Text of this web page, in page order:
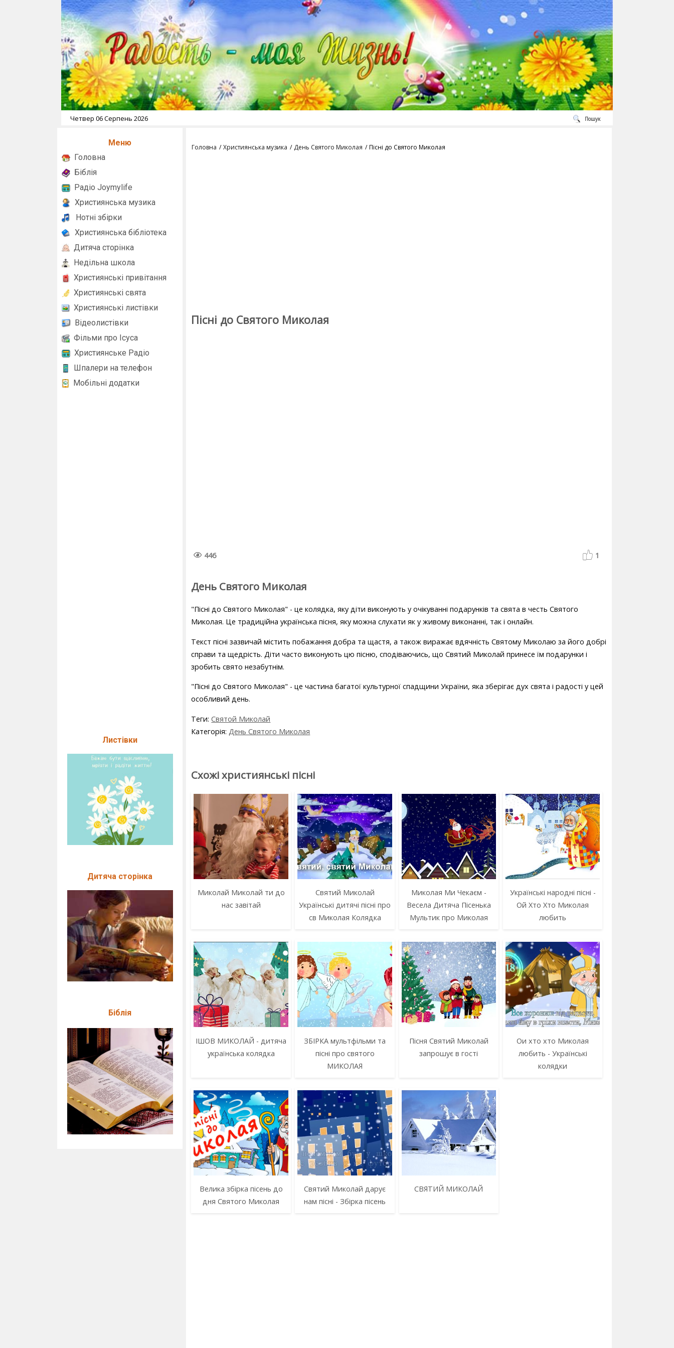
Четвер 06 Серпень 2026 Пошук
Меню
Головна
Біблія
Радіо Joymylife
Християнська музика
Нотні збірки
Християнська бібліотека
Дитяча сторінка
Недільна школа
Християнські привітання
Християнські свята
Християнські листівки
Відеолистівки
Фільми про Ісуса
Християнське Радіо
Шпалери на телефон
Мобільні додатки
Листівки
Дитяча сторінка
Біблія
Головна Християнська музика День Святого Миколая Пісні до Святого Миколая
Пісні до Святого Миколая
446 1
День Святого Миколая
"Пісні до Святого Миколая" - це колядка, яку діти виконують у очікуванні подарунків та свята в честь Святого
Миколая. Це традиційна українська пісня, яку можна слухати як у живому виконанні, так і онлайн.
Текст пісні зазвичай містить побажання добра та щастя, а також виражає вдячність Святому Миколаю за його добрі
справи та щедрість. Діти часто виконують цю пісню, сподіваючись, що Святий Миколай принесе їм подарунки і
зробить свято незабутнім.
"Пісні до Святого Миколая" - це частина багатої культурної спадщини України, яка зберігає дух свята і радості у цей
особливий день.
Теги:Святой Миколай
Категорія: День Святого Миколая
Схожі християнські пісні
Миколай Миколай ти до
нас завітай
Святий Миколай
Українські дитячі пісні про
св Миколая Колядка
Миколая Ми Чекаєм -
Весела Дитяча Пісенька
Мультик про Миколая
Українські народні пісні -
Ой Хто Хто Миколая
любить
ІШОВ МИКОЛАЙ - дитяча
українська колядка
ЗБІРКА мультфільми та
пісні про святого
МИКОЛАЯ
Пісня Святий Миколай
запрошує в гості
Ои хто хто Миколая
любить - Українські
колядки
Велика збірка пісень до
дня Святого Миколая
Святий Миколай дарує
нам пісні - Збірка пісень
СВЯТИЙ МИКОЛАЙ